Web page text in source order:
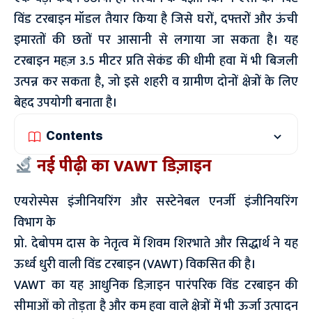
विंड टरबाइन मॉडल तैयार किया है जिसे घरों, दफ्तरों और ऊंची
इमारतों की छतों पर आसानी से लगाया जा सकता है। यह
टरबाइन महज़ 3.5 मीटर प्रति सेकंड की धीमी हवा में भी बिजली
उत्पन्न कर सकता है, जो इसे शहरी व ग्रामीण दोनों क्षेत्रों के लिए
बेहद उपयोगी बनाता है।
Contents
नई पीढ़ी का VAWT डिज़ाइन
एयरोस्पेस इंजीनियरिंग और सस्टेनेबल एनर्जी इंजीनियरिंग
विभाग के
प्रो. देबोपम दास के नेतृत्व में शिवम शिरभाते और सिद्धार्थ ने यह
ऊर्ध्व धुरी वाली विंड टरबाइन (VAWT) विकसित की है।
VAWT का यह आधुनिक डिज़ाइन पारंपरिक विंड टरबाइन की
सीमाओं को तोड़ता है और कम हवा वाले क्षेत्रों में भी ऊर्जा उत्पादन